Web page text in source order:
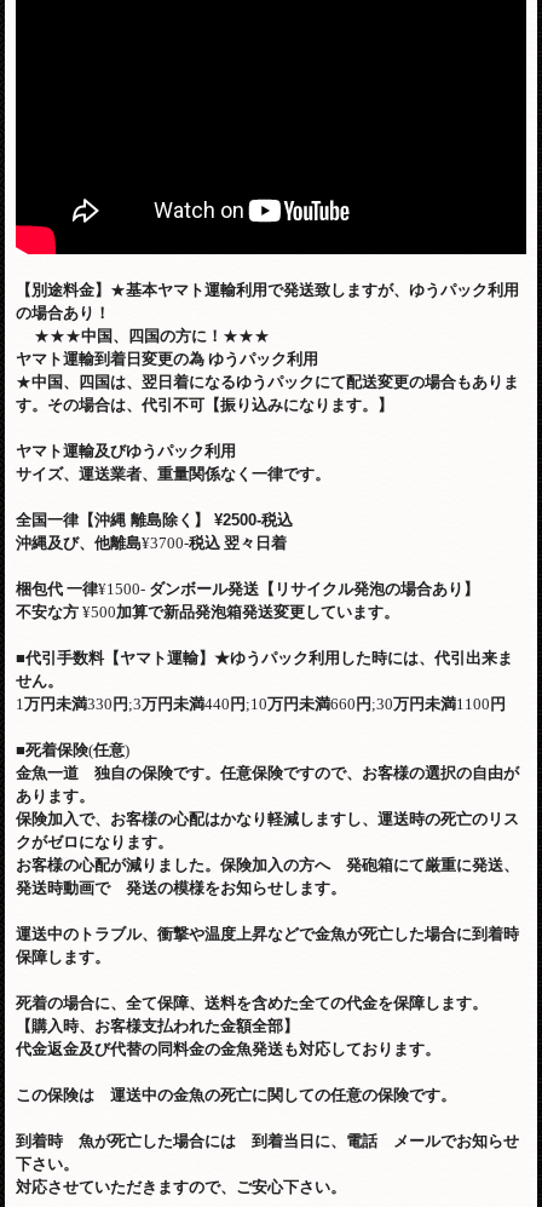
【別途料金】 ★基本ヤマト運輸利用で発送致しますが、ゆうパック利用
の場合あり！
★★★中国、四国の方に！ ★★★
ヤマト運輸到着日変更の為 ゆうパック利用
★中国、四国は、翌日着になるゆうパックにて配送変更の場合もありま
す。その場合は、代引不可【振り込みになります。】
ヤマト運輸及びゆうパック利用
サイズ、運送業者、重量関係なく一律です。
全国一律【沖縄 離島除く】
¥2500-税込
沖縄及び、他離島¥3700-税込 翌々日着
梱包代 一律¥1500- ダンボール発送【リサイクル発泡の場合あり】
不安な方 ¥500加算で新品発泡箱発送変更しています。
■代引手数料【ヤマト運輸】★ゆうパック利用した時には、代引出来ま
せん。
1万円未満330 円 ;3万円未満440 円 ;10万円未満660 円 ;30万円未満1100 円
■死着保険(任意)
金魚一道 独自の保険です。任意保険ですので、お客様の選択の自由が
あります。
保険加入で、お客様の心配はかなり軽減しますし、運送時の死亡のリス
クがゼロになります。
お客様の心配が減りました。保険加入の方へ 発砲箱にて厳重に発送、
発送時動画で 発送の模様をお知らせします。
運送中のトラブル、衝撃や温度上昇などで金魚が死亡した場合に到着時
保障します。
死着の場合に、全て保障、送料を含めた全ての代金を保障します。
【購入時、お客様支払われた金額全部】
代金返金及び代替の同料金の金魚発送も対応しております。
この保険は 運送中の金魚の死亡に関しての任意の保険です。
到着時 魚が死亡した場合には 到着当日に、電話 メールでお知らせ
下さい。
対応させていただきますので、ご安心下さい。